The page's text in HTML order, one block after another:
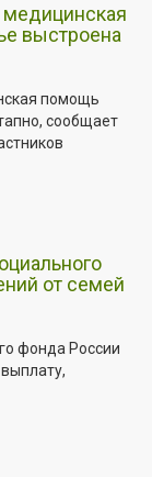
медицинская
выстроена
помощь
сообщает
от семей
фонда России